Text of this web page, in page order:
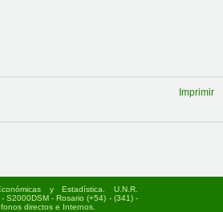
Imprimir
y Estadística. U.N.R.
S2000DSM - Rosario (+54) - (341) -
directos e Internos